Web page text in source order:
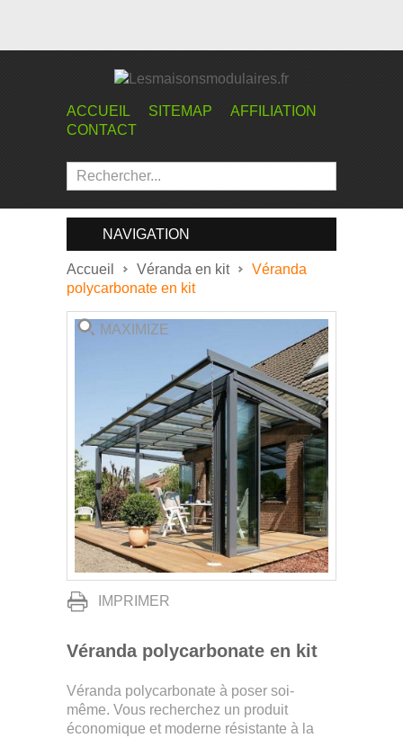
ACCUEIL SITEMAP
AFFILIATION
CONTACT
NAVIGATION
Accueil Véranda en kit
Véranda
polycarbonate en kit
MAXIMIZE
IMPRIMER
Véranda polycarbonate en kit
Véranda polycarbonate à poser soi-
même. Vous recherchez un produit
économique et moderne résistante à la